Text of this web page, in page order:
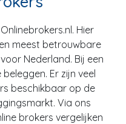
Hier
meest betrouwbare
Nederland. Bij een
Er zijn veel
beschikbaar op de
Via ons
brokers vergelijken